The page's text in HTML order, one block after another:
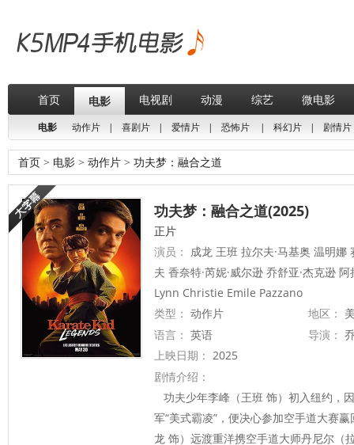
首页 电影 电视剧 动漫 综艺 微电影
电影 动作片 | 喜剧片 | 爱情片 | 恐怖片 | 科幻片 | 剧情片
首页 > 电影 > 动作片 > 功夫梦：融合之道
功夫梦：融合之道(2025)
正片
演员： 成龙 王班 拉尔夫·马基奥 温明娜
夫 香奈特·芮妮·威尔逊 乔舒亚·杰克逊
Lynn Christie Emile Pazzano
类型： 动作片 地区：
语言： 英语 导演：
上映日期： 2025
剧情介绍：
功夫少年李峰（王班 饰）初入纽约，
军“美式霸凌”，便决心参加空手道大赛
龙 饰）远渡重洋携空手道大师丹尼尔（